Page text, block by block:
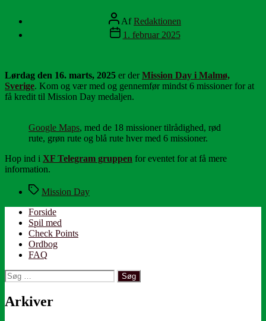
Indlægsforfatter
AfRedaktionen
Indlægsdato
1. februar 2025
Lørdag den 16. marts, 2025 er derMission Day i Malmø,
Sverige. Kom og vær med og gennemfør mindst 6 missioner for at
få kredit til Mission Day medaljen.
Google Maps, med de 18 missioner tilrådighed, rød
rute, grøn rute og blå rute hver med 6 missioner.
Hop ind i XF Telegram gruppen for eventet for at få mere
information.
TagsMission Day
Forside
Spil med
Check Points
Ordbog
FAQ
Søg
efter:
Arkiver